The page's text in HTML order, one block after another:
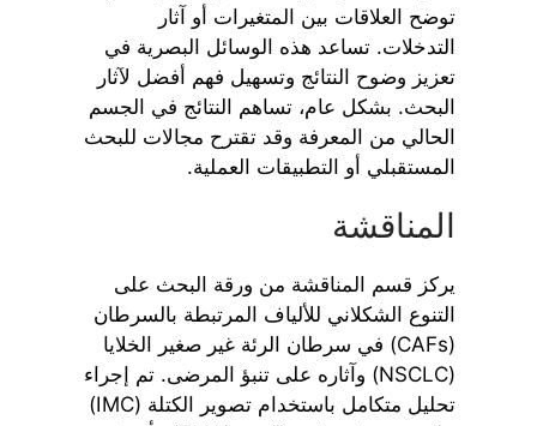
توضح العلاقات بين المتغيرات أو آثار
التدخلات. تساعد هذه الوسائل البصرية في
تعزيز وضوح النتائج وتسهيل فهم أفضل لآثار
البحث. بشكل عام، تساهم النتائج في الجسم
الحالي من المعرفة وقد تقترح مجالات للبحث
المستقبلي أو التطبيقات العملية.
المناقشة
يركز قسم المناقشة من ورقة البحث على
التنوع الشكلاني للألياف المرتبطة بالسرطان
(CAFs) في سرطان الرئة غير صغير الخلايا
(NSCLC) وآثاره على تنبؤ المرضى. تم إجراء
تحليل متكامل باستخدام تصوير الكتلة (IMC)